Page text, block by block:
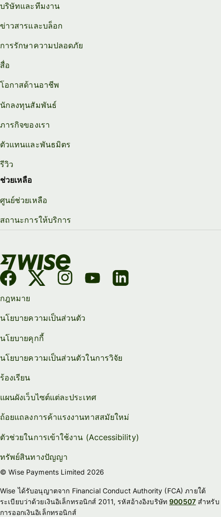
บริษัทและทีมงาน
ข่าวสารและบล็อก
การรักษาความปลอดภัย
สื่อ
โอกาสด้านอาชีพ
นักลงทุนสัมพันธ์
ภารกิจของเรา
ตัวแทนและพันธมิตร
รีวิว
ช่วยเหลือ
ศูนย์ช่วยเหลือ
สถานะการให้บริการ
กฎหมาย
นโยบายความเป็นส่วนตัว
นโยบายคุกกี้
นโยบายความเป็นส่วนตัวในการวิจัย
ร้องเรียน
แผนผังเว็บไซต์แต่ละประเทศ
ถ้อยแถลงการค้าแรงงานทาสสมัยใหม่
ตัวช่วยในการเข้าใช้งาน (Accessibility)
ทรัพย์สินทางปัญญา
© Wise Payments Limited 2026
Wise ได้รับอนุญาตจาก Financial Conduct Authority (FCA) ภายใต้
ระเบียบว่าด้วยเงินอิเล็กทรอนิกส์ 2011, รหัสอ้างอิงบริษัท900507 สำหรับ
การออกเงินอิเล็กทรอนิกส์